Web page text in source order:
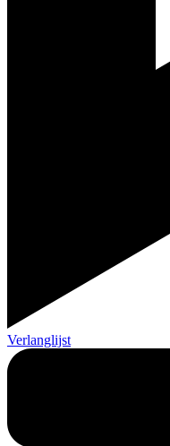
Verlanglijst